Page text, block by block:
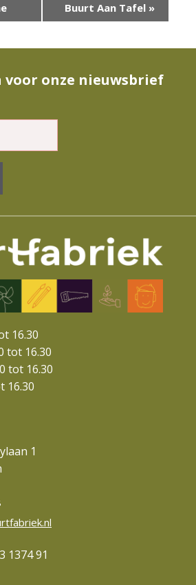
Buurt Aan Tafel »
voor onze nieuwsbrief
16.30
tot 16.30
tot 16.30
16.30
1
1374 91